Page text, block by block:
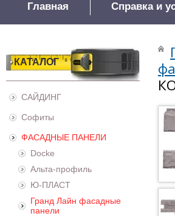
Главная Справка и
КАТАЛОГ
САЙДИНГ
Софиты
ФАСАДНЫЕ ПАНЕЛИ
Docke
Альта-профиль
Ю-ПЛАСТ
Гранд Лайн фасадные
панели